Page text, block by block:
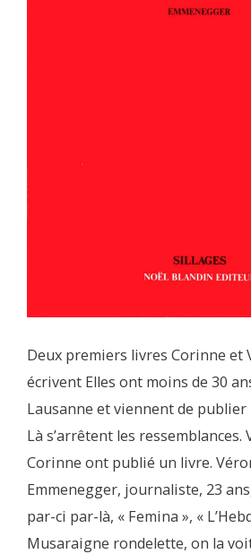
Deux premiers livres Corinne et
écrivent Elles ont moins de 30
Lausanne et viennent de
Là s’arrêtent les ressemblances.
Corinne ont publié un livre.
Emmenegger, journaliste, 23
par-ci par-là, « Femina », «
Musaraigne rondelette, on la